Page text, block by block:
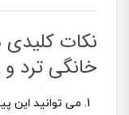
نکات کلیدی
خانگی ترد
می توانید این